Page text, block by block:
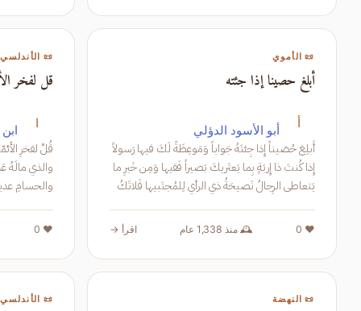
📜 الأموي
أبلغ حصينا إذا جئته
أ أبو الأسود الدؤلي
أَبلِغ حُصَيناً إِذا جِئتَهُ جَواباً وَمَوعِظَةً لَكَ فيها رَسولاً
إِذا كُنتَ ذا إِربَةٍ بِما يَعتَريكَ بَصيراً فَقيها وَمِن خَيرِ ما
يَتعاطى الرِجالُ نَصيحَةُ ذي الرأيِ لِلمُجتَبيها فَلاتَكُ
❤️ 0 🕰️ منذ 1,338 عام اقرأ →
📜 الأندلسي
قل لفخر
ا
❤️ 0
📜 النهضة 📜 الأندلسي